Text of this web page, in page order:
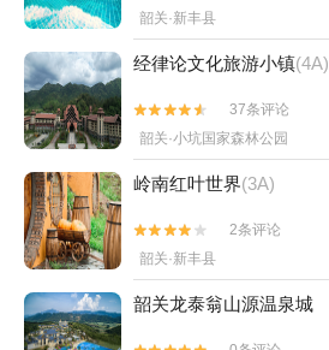
韶关·新丰县
经律论文化旅游小镇(4A)


37条评论
韶关·小坑国家森林公园
岭南红叶世界(3A)


2条评论
韶关·新丰县
韶关龙泰翁山源温泉城